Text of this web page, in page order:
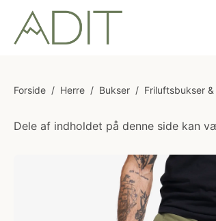
Forside / Herre / Bukser / Friluftsbukser
Dele af indholdet på denne side kan